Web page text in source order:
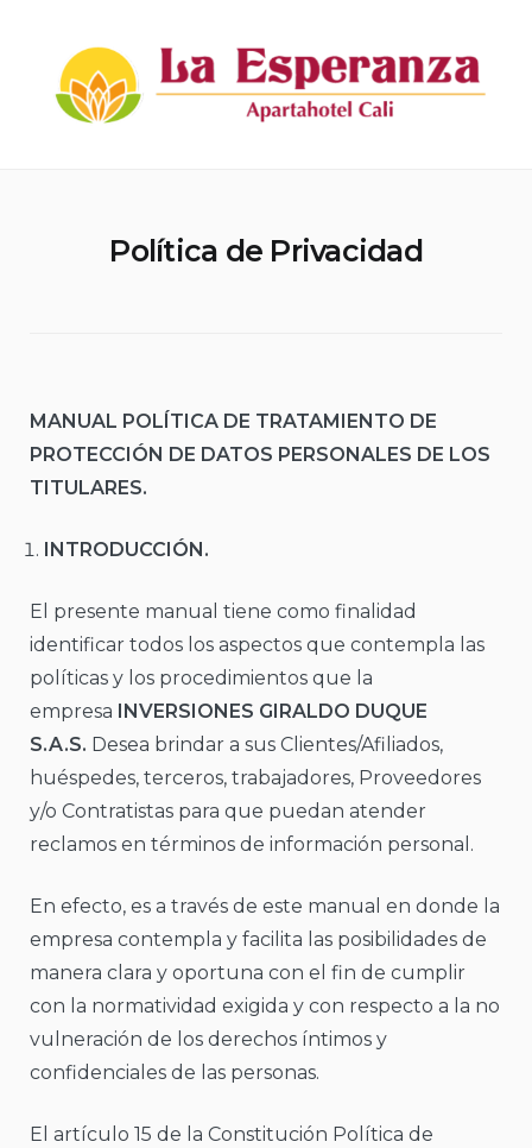
contentApartahotel La Esperanza
Política de Privacidad
MANUAL POLÍTICA DE TRATAMIENTO DE
PROTECCIÓN DE DATOS PERSONALES DE LOS
TITULARES.
INTRODUCCIÓN.
El presente manual tiene como finalidad
identificar todos los aspectos que contempla las
políticas y los procedimientos que la
empresa INVERSIONES GIRALDO DUQUE
S.A.S. Desea brindar a sus Clientes/Afiliados,
huéspedes, terceros, trabajadores, Proveedores
y/o Contratistas para que puedan atender
reclamos en términos de información personal.
En efecto, es a través de este manual en donde la
empresa contempla y facilita las posibilidades de
manera clara y oportuna con el fin de cumplir
con la normatividad exigida y con respecto a la no
vulneración de los derechos íntimos y
confidenciales de las personas.
El artículo 15 de la Constitución Política de